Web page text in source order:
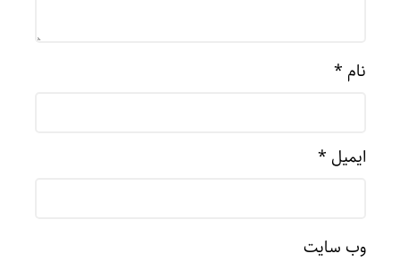
نام *
ایمیل *
وب‌ سایت